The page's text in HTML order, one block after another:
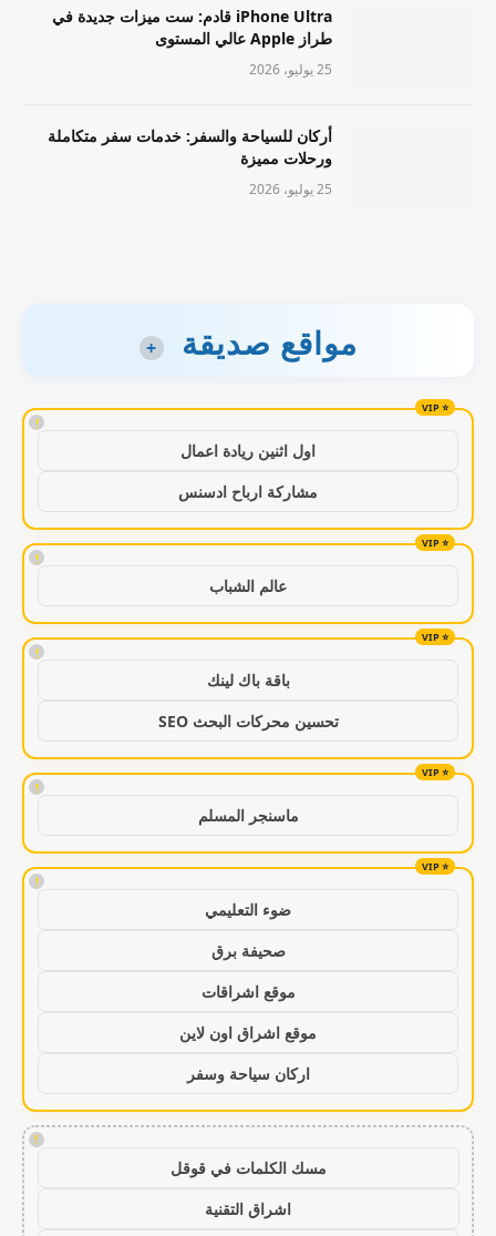
iPhone Ultra قادم: ست ميزات جديدة في
طراز Apple عالي المستوى
25 يوليو، 2026
أركان للسياحة والسفر: خدمات سفر متكاملة
ورحلات مميزة
25 يوليو، 2026
مواقع صديقة +
!
اول اثنين ريادة اعمال
مشاركة ارباح ادسنس
!
عالم الشباب
!
باقة باك لينك
تحسين محركات البحث SEO
!
ماسنجر المسلم
!
ضوء التعليمي
صحيفة برق
موقع اشراقات
موقع اشراق اون لاين
اركان سياحة وسفر
!
مسك الكلمات في قوقل
اشراق التقنية